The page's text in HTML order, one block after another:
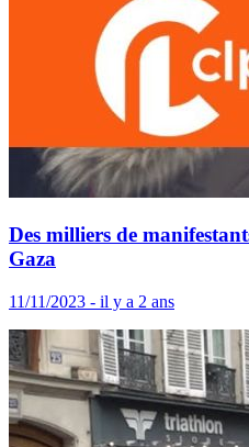
Des milliers de
Gaza
11/11/2023 - il y a 2 ans